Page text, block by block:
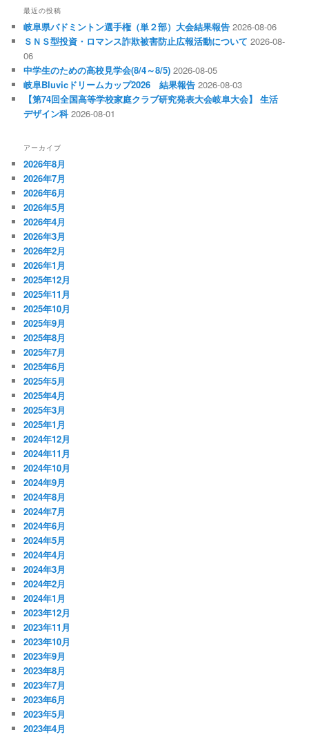
ー
シ
ョ
ン
最近の投稿
岐阜県バドミントン選手権（単２部）大会結果報告 2026-08-06
ＳＮＳ型投資・ロマンス詐欺被害防止広報活動について 2026-08-
06
中学生のための高校見学会(8/4～8/5) 2026-08-05
岐阜Bluvicドリームカップ2026 結果報告 2026-08-03
【第74回全国高等学校家庭クラブ研究発表大会岐阜大会】 生活
デザイン科 2026-08-01
アーカイブ
2026年8月
2026年7月
2026年6月
2026年5月
2026年4月
2026年3月
2026年2月
2026年1月
2025年12月
2025年11月
2025年10月
2025年9月
2025年8月
2025年7月
2025年6月
2025年5月
2025年4月
2025年3月
2025年1月
2024年12月
2024年11月
2024年10月
2024年9月
2024年8月
2024年7月
2024年6月
2024年5月
2024年4月
2024年3月
2024年2月
2024年1月
2023年12月
2023年11月
2023年10月
2023年9月
2023年8月
2023年7月
2023年6月
2023年5月
2023年4月